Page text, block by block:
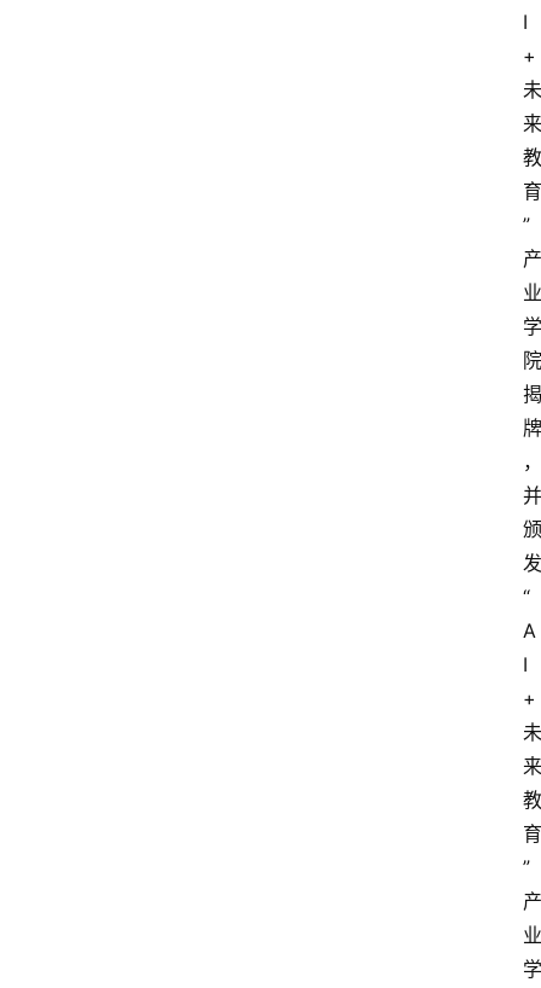
I
+
未
来
教
育
”
产
业
学
院
揭
牌
，
并
颁
发
“
A
I
+
未
来
教
育
”
产
业
学